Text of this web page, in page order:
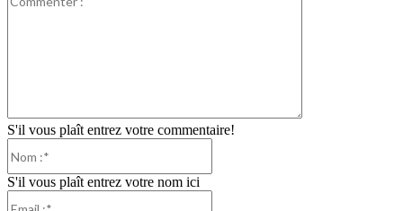
S'il vous plaît entrez votre commentaire!
S'il vous plaît entrez votre nom ici